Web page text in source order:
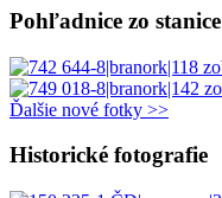
Pohľadnice zo stanice
Ďalšie nové fotky >>
Historické fotografie